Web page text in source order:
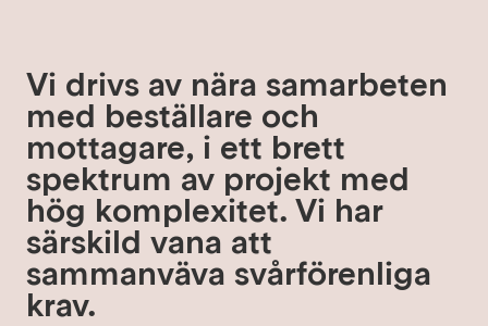
Vi drivs av nära samarbeten
med beställare och
mottagare, i ett brett
spektrum av projekt med
hög komplexitet. Vi har
särskild vana att
sammanväva svårförenliga
krav.